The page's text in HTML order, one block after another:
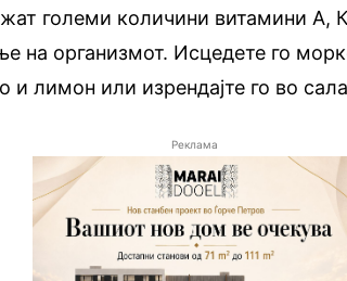
големи количини витамини А,
на организмот. Исцедете го
и лимон или изрендајте го во
Реклама